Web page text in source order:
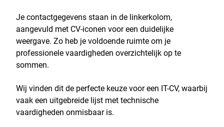
Je contactgegevens staan in de linkerkolom,
aangevuld met CV-iconen voor een duidelijke
weergave. Zo heb je voldoende ruimte om je
professionele vaardigheden overzichtelijk op te
sommen.
Wij vinden dit de perfecte keuze voor een IT-CV, waarbij
vaak een uitgebreide lijst met technische
vaardigheden onmisbaar is.